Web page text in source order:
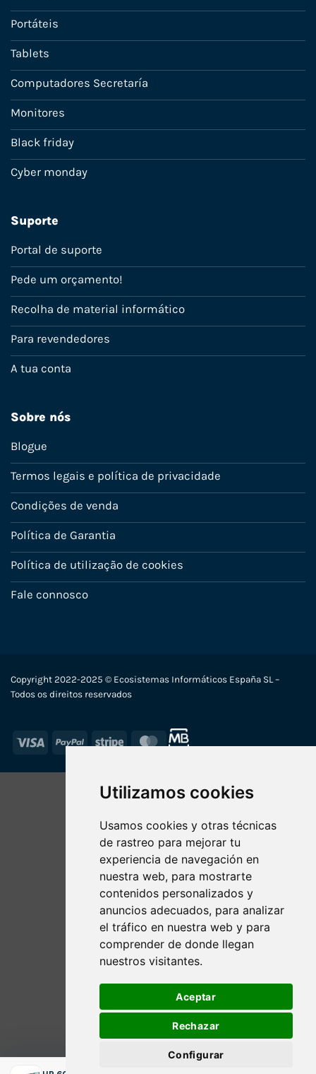
Utilizamos cookies
Usamos cookies y otras técnicas
de rastreo para mejorar tu
experiencia de navegación en
nuestra web, para mostrarte
contenidos personalizados y
anuncios adecuados, para analizar
el tráfico en nuestra web y para
comprender de donde llegan
nuestros visitantes.
Aceptar
Rechazar
Configurar
Portáteis
Tablets
Computadores Secretaría
Monitores
Black friday
Cyber monday
Suporte
Portal de suporte
Pede um orçamento!
Recolha de material informático
Para revendedores
A tua conta
Sobre nós
Blogue
Termos legais e política de privacidade
Condições de venda
Política de Garantia
Política de utilização de cookies
Fale connosco
Copyright 2022-2025 © Ecosistemas Informáticos España SL –
Todos os direitos reservados
Visa PayPal Stripe MasterCard